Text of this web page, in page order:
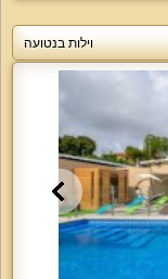
וילות בנטועה